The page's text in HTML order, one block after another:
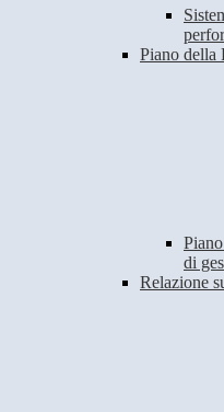
Piano della
di
Relazione